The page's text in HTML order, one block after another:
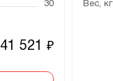
30
41 521 ₽
Вес, кг